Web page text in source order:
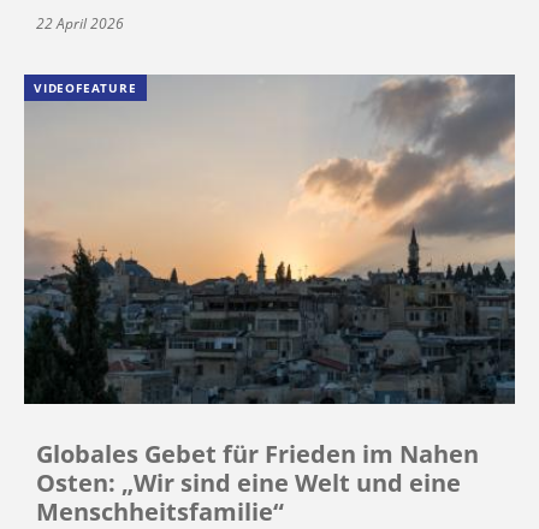
22 April 2026
VIDEOFEATURE
Globales Gebet für Frieden im Nahen
Osten: „Wir sind eine Welt und eine
Menschheitsfamilie“